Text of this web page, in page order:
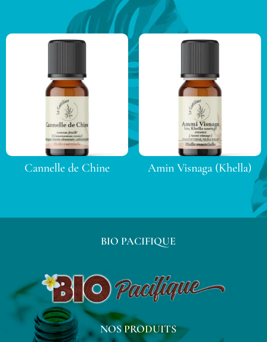
Cannelle de Chine Amin Visnaga (Khella)
BIO PACIFIQUE
NOS PRODUITS